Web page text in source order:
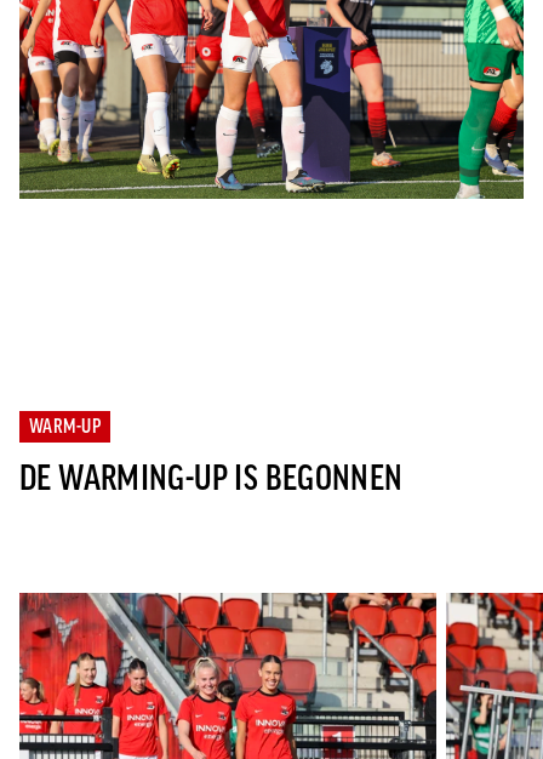
WARM-UP
DE WARMING-UP IS BEGONNEN